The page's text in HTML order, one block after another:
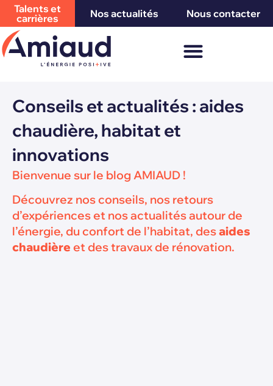
Talents et
carrières
Nos actualités Nous contacter
Conseils et actualités : aides
chaudière, habitat et
innovations
Bienvenue sur le blog AMIAUD !
Découvrez nos conseils, nos retours
d’expériences et nos actualités autour de
l’énergie, du confort de l’habitat, desaides
chaudière et des travaux de rénovation.